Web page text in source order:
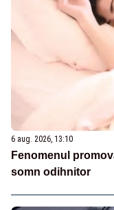
6 aug. 2026, 13:10
Fenomenul
somn odihnitor